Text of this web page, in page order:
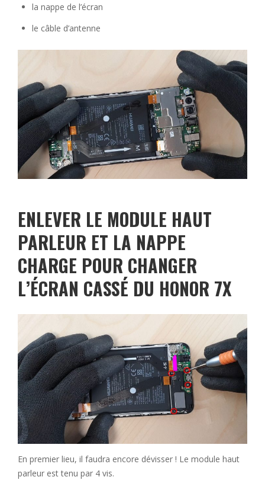
la nappe de l’écran
le câble d’antenne
ENLEVER LE MODULE HAUT
PARLEUR ET LA NAPPE
CHARGE POUR CHANGER
L’ÉCRAN CASSÉ DU HONOR 7X
En premier lieu, il faudra encore dévisser ! Le module haut
parleur est tenu par 4 vis.